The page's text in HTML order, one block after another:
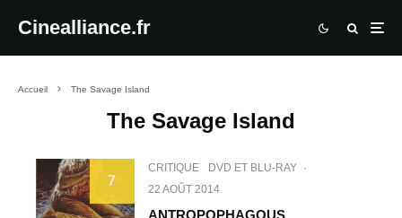
Cinealliance.fr
Accueil The Savage Island
The Savage Island
7
CRITIQUE DVD ET BLU-RAY ·
22 AOÛT 2014